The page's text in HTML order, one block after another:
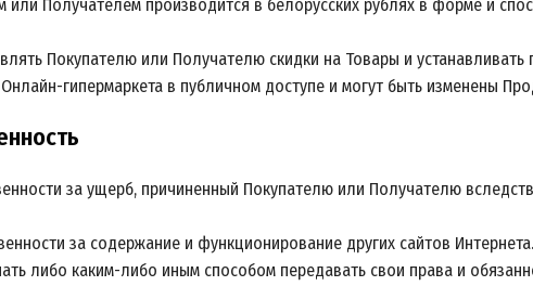
или Получателем производится в белорусских рублях в форме и
Покупателю или Получателю скидки на Товары и
гипермаркета в публичном доступе и могут быть изменены
за ущерб, причиненный Покупателю или Получателю
за содержание и функционирование других сайтов Интернета.
либо каким-либо иным способом передавать свои права и